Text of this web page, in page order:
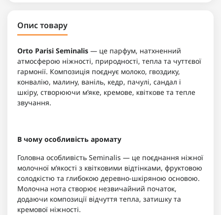
Опис товару
Orto Parisi Seminalis — це парфум, натхненний
атмосферою ніжності, природності, тепла та чуттєвої
гармонії. Композиція поєднує молоко, гвоздику,
конвалію, малину, ваніль, кедр, пачулі, сандал і
шкіру, створюючи м’яке, кремове, квіткове та тепле
звучання.
В чому особливість аромату
Головна особливість Seminalis — це поєднання ніжної
молочної м’якості з квітковими відтінками, фруктовою
солодкістю та глибокою деревно-шкіряною основою.
Молочна нота створює незвичайний початок,
додаючи композиції відчуття тепла, затишку та
кремової ніжності.